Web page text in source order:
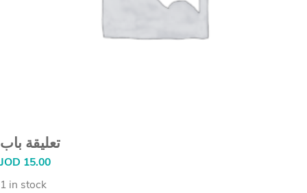
تعليقة باب
JOD 15.00
1 in stock